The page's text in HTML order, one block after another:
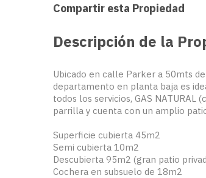
Compartir esta Propiedad
Descripción de la
Ubicado en calle Parker a 50mts
departamento en planta baja es
todos los servicios, GAS
parrilla y cuenta con un amplio
Superficie cubierta 45m2
Semi cubierta 10m2
Descubierta 95m2 (gran patio
Cochera en subsuelo de 18m2